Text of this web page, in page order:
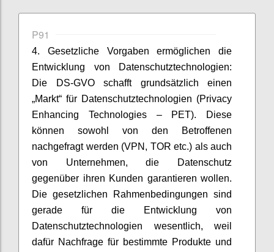
P91
4. Gesetzliche Vorgaben ermöglichen die
Entwicklung von Datenschutztechnologien:
Die DS-GVO schafft grundsätzlich einen
„Markt“ für Datenschutztechnologien (Privacy
Enhancing Technologies – PET). Diese
können sowohl von den Betroffenen
nachgefragt werden (VPN, TOR etc.) als auch
von Unternehmen, die Datenschutz
gegenüber ihren Kunden garantieren wollen.
Die gesetzlichen Rahmenbedingungen sind
gerade für die Entwicklung von
Datenschutztechnologien wesentlich, weil
dafür Nachfrage für bestimmte Produkte und